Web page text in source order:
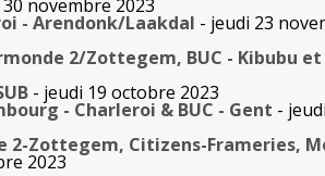
novembre 2023
- Arendonk/Laakdal - jeudi 23
2/Zottegem, BUC - Kibubu et
- jeudi 19 octobre 2023
- Charleroi & BUC - Gent -
2-Zottegem, Citizens-Frameries,
2023